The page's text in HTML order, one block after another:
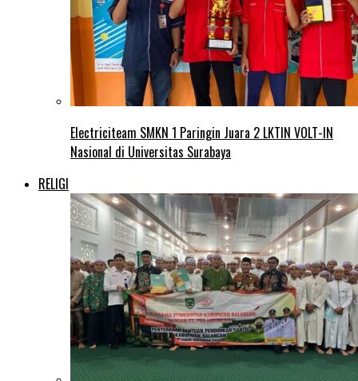
Electriciteam SMKN 1 Paringin Juara 2 LKTIN VOLT-IN
Nasional di Universitas Surabaya
RELIGI